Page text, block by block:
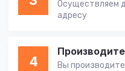
Осуществляем
адресу
4
Вы